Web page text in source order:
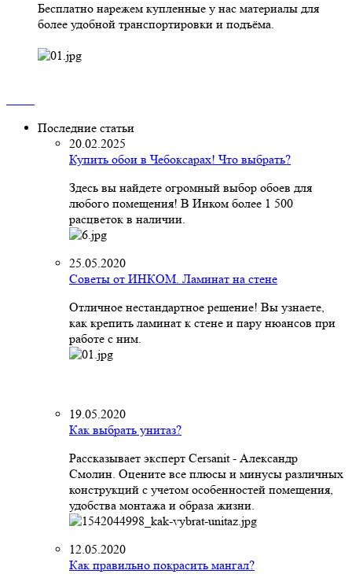
Бесплатно нарежем купленные у нас материалы для
более удобной транспортировки и подъёма.
Последние статьи
20.02.2025
Купить обои в Чебоксарах! Что выбрать?
Здесь вы найдете огромный выбор обоев для
любого помещения! В Инком более 1 500
расцветок в наличии.
25.05.2020
Советы от ИНКОМ. Ламинат на стене
Отличное нестандартное решение! Вы узнаете,
как крепить ламинат к стене и пару нюансов при
работе с ним.
19.05.2020
Как выбрать унитаз?
Рассказывает эксперт Cersanit - Александр
Смолин. Оцените все плюсы и минусы различных
конструкций с учетом особенностей помещения,
удобства монтажа и образа жизни.
12.05.2020
Как правильно покрасить мангал?